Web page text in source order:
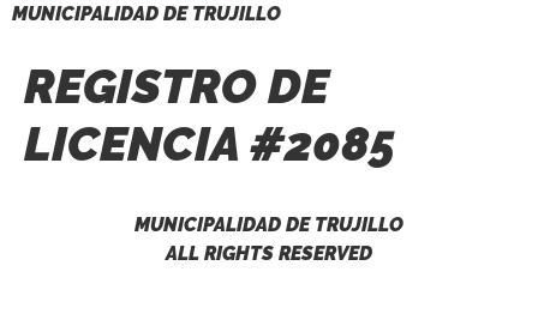
MUNICIPALIDAD DE TRUJILLO
REGISTRO DE
LICENCIA #2085
MUNICIPALIDAD DE TRUJILLO
ALL RIGHTS RESERVED